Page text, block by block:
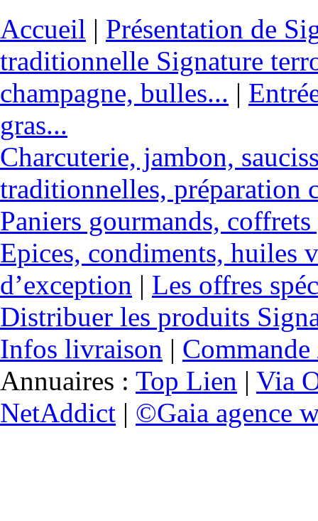
Accueil | Présentation de
traditionnelle Signature
champagne, bulles... |
gras...
Charcuterie, jambon,
traditionnelles, préparation
Paniers gourmands,
Epices, condiments, huiles
d’exception | Les offres
Distribuer les produits
Infos livraison |
Annuaires : Top Lien | Via
NetAddict | ©Gaia agence